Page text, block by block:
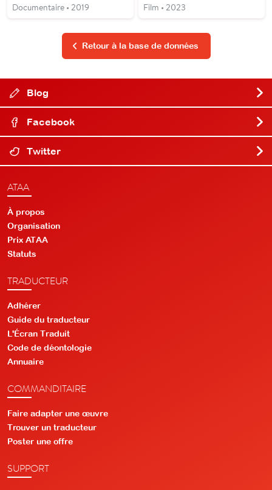
Documentaire • 2019 Film • 2023
Retour à la base de données
Blog
Facebook
Twitter
ATAA
À propos
Organisation
Prix ATAA
Statuts
TRADUCTEUR
Adhérer
Guide du traducteur
L'Écran Traduit
Code de déontologie
Annuaire
COMMANDITAIRE
Faire adapter une œuvre
Trouver un traducteur
Poster une offre
SUPPORT